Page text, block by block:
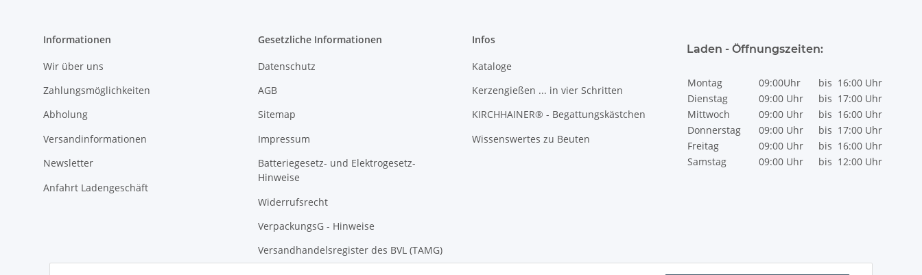
Informationen
Wir über uns
Zahlungsmöglichkeiten
Abholung
Versandinformationen
Newsletter
Anfahrt Ladengeschäft
Gesetzliche Informationen
Datenschutz
AGB
Sitemap
Impressum
Batteriegesetz- und Elektrogesetz-
Hinweise
Widerrufsrecht
VerpackungsG - Hinweise
Versandhandelsregister des BVL (TAMG)
Infos
Kataloge
Kerzengießen ... in vier Schritten
KIRCHHAINER® - Begattungskästchen
Wissenswertes zu Beuten
Laden - Öffnungszeiten:
Montag 09:00Uhr bis 16:00 Uhr
Dienstag
09:00 Uhr bis 17:00 Uhr
Mittwoch
09:00 Uhr bis 16:00 Uhr
Donnerstag
09:00 Uhr bis 17:00 Uhr
Freitag
09:00 Uhr bis 16:00 Uhr
Samstag
09:00 Uhr bis 12:00 Uhr